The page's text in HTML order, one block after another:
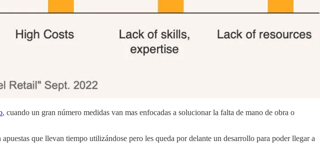
, cuando un gran número medidas van mas enfocadas a solucionar la falta de mano de obra o
que llevan tiempo utilizándose pero les queda por delante un desarrollo para poder llegar a